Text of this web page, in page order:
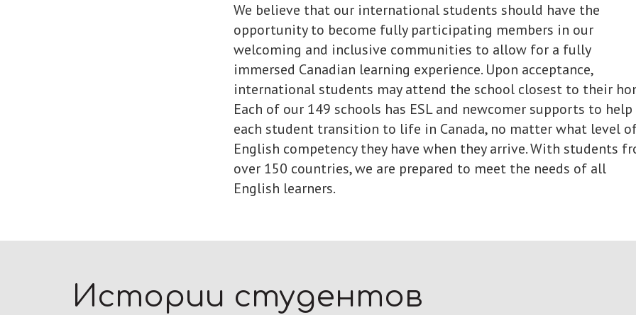
We believe that our international students should have the
opportunity to become fully participating members in our
welcoming and inclusive communities to allow for a fully
immersed Canadian learning experience. Upon acceptance,
international students may attend the school closest to their
Each of our 149 schools has ESL and newcomer supports to help
each student transition to life in Canada, no matter what level
English competency they have when they arrive. With students
over 150 countries, we are prepared to meet the needs of all
English learners.
Истории студентов